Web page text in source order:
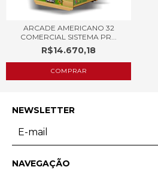
ARCADE AMERICANO 32
COMERCIAL SISTEMA PR...
R$14.670,18
COMPRAR
NEWSLETTER
NAVEGAÇÃO